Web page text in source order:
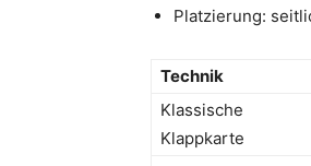
Platzierung:
Technik
Klassische
Klappkarte